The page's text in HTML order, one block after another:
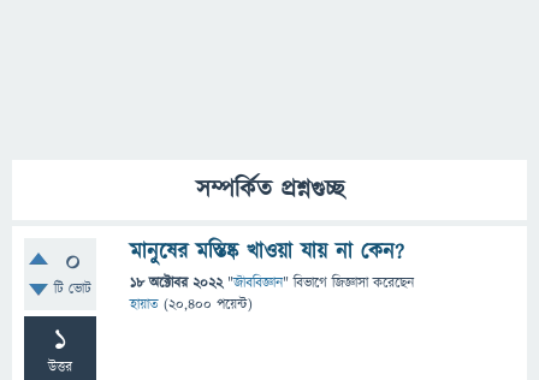
সম্পর্কিত প্রশ্নগুচ্ছ
0
টি ভোট
1
উত্তর
মানুষের মস্তিষ্ক খাওয়া যায় না কেন?
18 অক্টোবর 2022 "জীববিজ্ঞান" বিভাগে জিজ্ঞাসাকরেছেন
হায়াত (20,400 পয়েন্ট)